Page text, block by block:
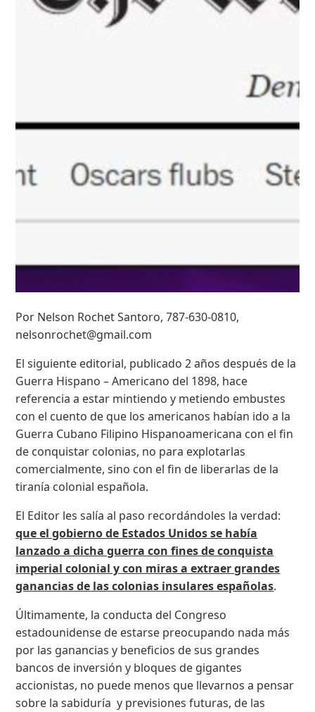
Por Nelson Rochet Santoro, 787-630-0810,
nelsonrochet@gmail.com
El siguiente editorial, publicado 2 años después de la
Guerra Hispano – Americano del 1898, hace
referencia a estar mintiendo y metiendo embustes
con el cuento de que los americanos habían ido a la
Guerra Cubano Filipino Hispanoamericana con el fin
de conquistar colonias, no para explotarlas
comercialmente, sino con el fin de liberarlas de la
tiranía colonial española.
El Editor les salía al paso recordándoles la verdad:
que el gobierno de Estados Unidos se había
lanzado a dicha guerra con fines de conquista
imperial colonial y con miras a extraer grandes
ganancias de las colonias insulares españolas.
Últimamente, la conducta del Congreso
estadounidense de estarse preocupando nada más
por las ganancias y beneficios de sus grandes
bancos de inversión y bloques de gigantes
accionistas, no puede menos que llevarnos a pensar
sobre la sabiduría y previsiones futuras, de las